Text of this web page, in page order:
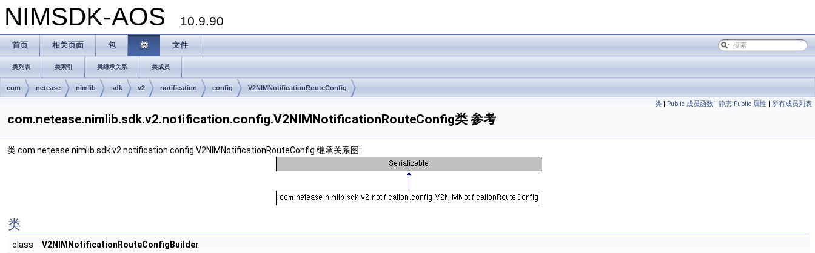
NIMSDK-AOS 10.9.90
首页 相关页面 包 类 文件
类列表 类索引 类继承关系 类成员
com netease nimlib sdk v2 notification config V2NIMNotificationRouteConfig
类 | Public 成员函数 | 静态 Public 属性 | 所有成员列表
com.netease.nimlib.sdk.v2.notification.config.V2NIMNotificationRouteConfig类 参考
类 com.netease.nimlib.sdk.v2.notification.config.V2NIMNotificationRouteConfig 继承关系图:
类
class V2NIMNotificationRouteConfigBuilder